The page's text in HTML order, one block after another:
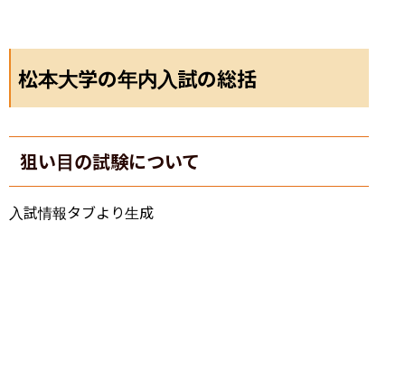
松本大学の年内入試の総括
狙い目の試験について
入試情報タブより生成